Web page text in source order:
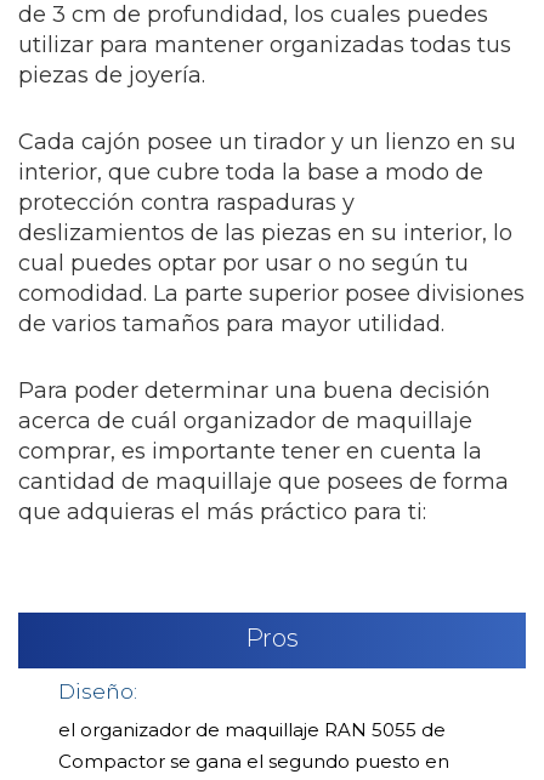
de 3 cm de profundidad, los cuales puedes
utilizar para mantener organizadas todas tus
piezas de joyería.
Cada cajón posee un tirador y un lienzo en su
interior, que cubre toda la base a modo de
protección contra raspaduras y
deslizamientos de las piezas en su interior, lo
cual puedes optar por usar o no según tu
comodidad. La parte superior posee divisiones
de varios tamaños para mayor utilidad.
Para poder determinar una buena decisión
acerca de cuál organizador de maquillaje
comprar, es importante tener en cuenta la
cantidad de maquillaje que posees de forma
que adquieras el más práctico para ti:
Pros
Diseño:
el organizador de maquillaje RAN 5055 de
Compactor se gana el segundo puesto en